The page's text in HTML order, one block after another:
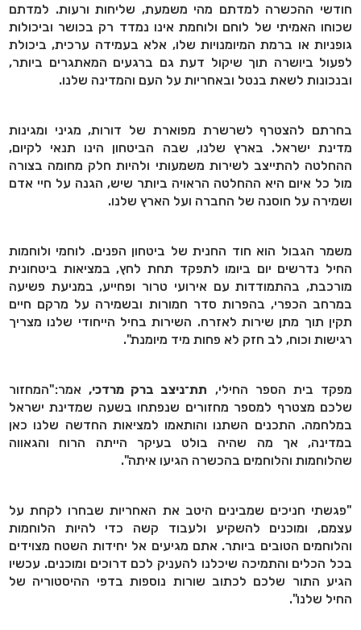
חודשי ההכשרה למדתם מהי משמעת, שליחות ורעות. למדתם
שכוחו האמיתי של לוחם ולוחמת אינו נמדד רק בכושר וביכולות
גופניות או ברמת המיומנויות שלו, אלא בעמידה ערכית, ביכולת
לפעול ביושרה תוך שיקול דעת גם ברגעים המאתגרים ביותר,
ובנכונות לשאת בנטל ובאחריות על העם והמדינה שלנו.
בחרתם להצטרף לשרשרת מפוארת של דורות, מגיני ומגינות
מדינת ישראל. בארץ שלנו, שבה הביטחון הינו תנאי לקיום,
ההחלטה להתייצב לשירות משמעותי ולהיות חלק מחומה בצורה
מול כל איום היא ההחלטה הראויה ביותר שיש, הגנה על חיי אדם
ושמירה על חוסנה של החברה ועל הארץ שלנו.
משמר הגבול הוא חוד החנית של ביטחון הפנים. לוחמי ולוחמות
החיל נדרשים יום ביומו לתפקד תחת לחץ, במציאות ביטחונית
מורכבת, בהתמודדות עם אירועי טרור ופחייע, במניעת פשיעה
במרחב הכפרי, בהפרות סדר חמורות ובשמירה על מרקם חיים
תקין תוך מתן שירות לאזרח. השירות בחיל הייחודי שלנו מצריך
רגישות וכוח, לב חזק לא פחות מיד מיומנת".
מפקד בית הספר החילי, תת־ניצב ברק מרדכי,אמר:"המחזור
שלכם מצטרף למספר מחזורים שנפתחו בשעה שמדינת ישראל
במלחמה. התכנים השתנו והותאמו למציאות החדשה שלנו כאן
במדינה, אך מה שהיה בולט בעיקר הייתה הרוח והגאווה
שהלוחמות והלוחמים בהכשרה הגיעו איתה".
"פגשתי חניכים שמבינים היטב את האחריות שבחרו לקחת על
עצמם, ומוכנים להשקיע ולעבוד קשה כדי להיות הלוחמות
והלוחמים הטובים ביותר. אתם מגיעים אל יחידות השטח מצוידים
בכל הכלים והתמיכה שיכלנו להעניק לכם דרוכים ומוכנים. עכשיו
הגיע התור שלכם לכתוב שורות נוספות בדפי ההיסטוריה של
החיל שלנו".